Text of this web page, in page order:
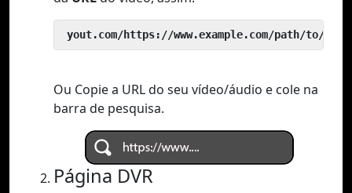
yout.com/https://www.example.com/path/to/
Ou Copie a URL do seu vídeo/áudio e cole na
barra de pesquisa.
Página DVR